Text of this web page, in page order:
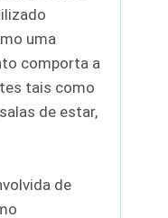
uma
comporta a
tais como
de estar,
de